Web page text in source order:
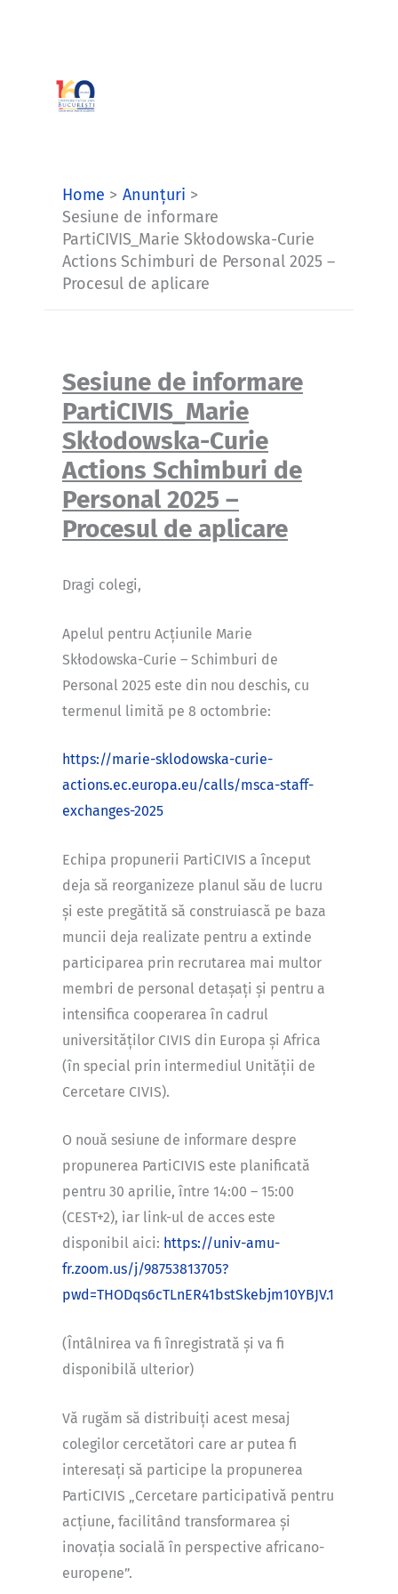
Home
Anunțuri
Sesiune de informare
PartiCIVIS_Marie Skłodowska-Curie
Actions Schimburi de Personal 2025 –
Procesul de aplicare
Sesiune de informare
PartiCIVIS_Marie
Skłodowska-Curie
Actions Schimburi de
Personal 2025 –
Procesul de aplicare
Dragi colegi,
Apelul pentru Acțiunile Marie
Skłodowska-Curie – Schimburi de
Personal 2025 este din nou deschis, cu
termenul limită pe 8 octombrie:
https://marie-sklodowska-curie-
actions.ec.europa.eu/calls/msca-staff-
exchanges-2025
Echipa propunerii PartiCIVIS a început
deja să reorganizeze planul său de lucru
și este pregătită să construiască pe baza
muncii deja realizate pentru a extinde
participarea prin recrutarea mai multor
membri de personal detașați și pentru a
intensifica cooperarea în cadrul
universităților CIVIS din Europa și Africa
(în special prin intermediul Unității de
Cercetare CIVIS).
O nouă sesiune de informare despre
propunerea PartiCIVIS este planificată
pentru 30 aprilie, între 14:00 – 15:00
(CEST+2), iar link-ul de acces este
disponibil aici: https://univ-amu-
fr.zoom.us/j/98753813705?
pwd=THODqs6cTLnER41bstSkebjm10YBJV.1
(Întâlnirea va fi înregistrată și va fi
disponibilă ulterior)
Vă rugăm să distribuiți acest mesaj
colegilor cercetători care ar putea fi
interesați să participe la propunerea
PartiCIVIS „Cercetare participativă pentru
acțiune, facilitând transformarea și
inovația socială în perspective africano-
europene”.